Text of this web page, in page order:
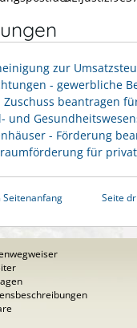
zur
- gewerbliche
Zuschuss beantragen
und
- Förderung
für
Seitenanfang Seite